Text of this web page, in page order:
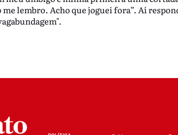
lembro. Acho que joguei fora”. Aí